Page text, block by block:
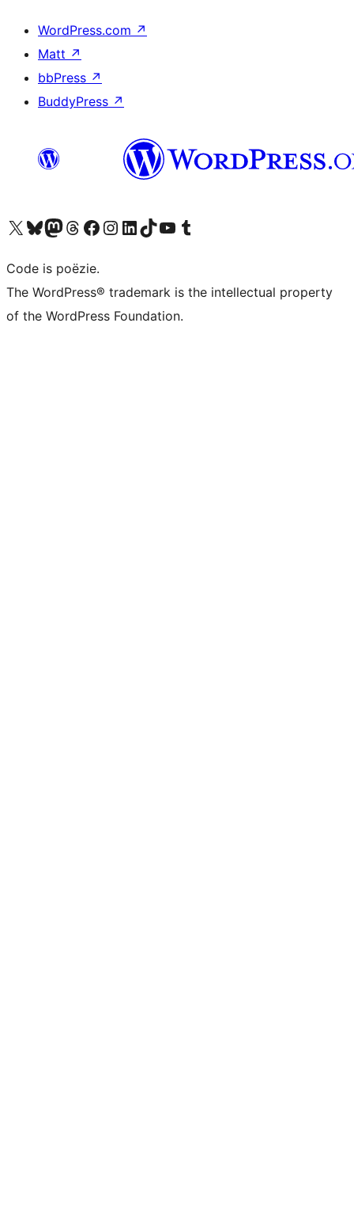
WordPress.com ↗
Matt ↗
bbPress ↗
BuddyPress ↗
Bezoek ons X (voorheen Twitter) account
Bezoek ons Bluesky account
Bezoek ons Mastodon account
Bezoek ons Threads account
Onze Facebook pagina bezoeken
Bezoek ons Instagram account
Bezoek ons LinkedIn account
Bezoek ons TikTok account
Bezoek ons YouTube kanaalBezoek ons Tumblr account
Code is poëzie.
The WordPress® trademark is the intellectual property
of the WordPress Foundation.